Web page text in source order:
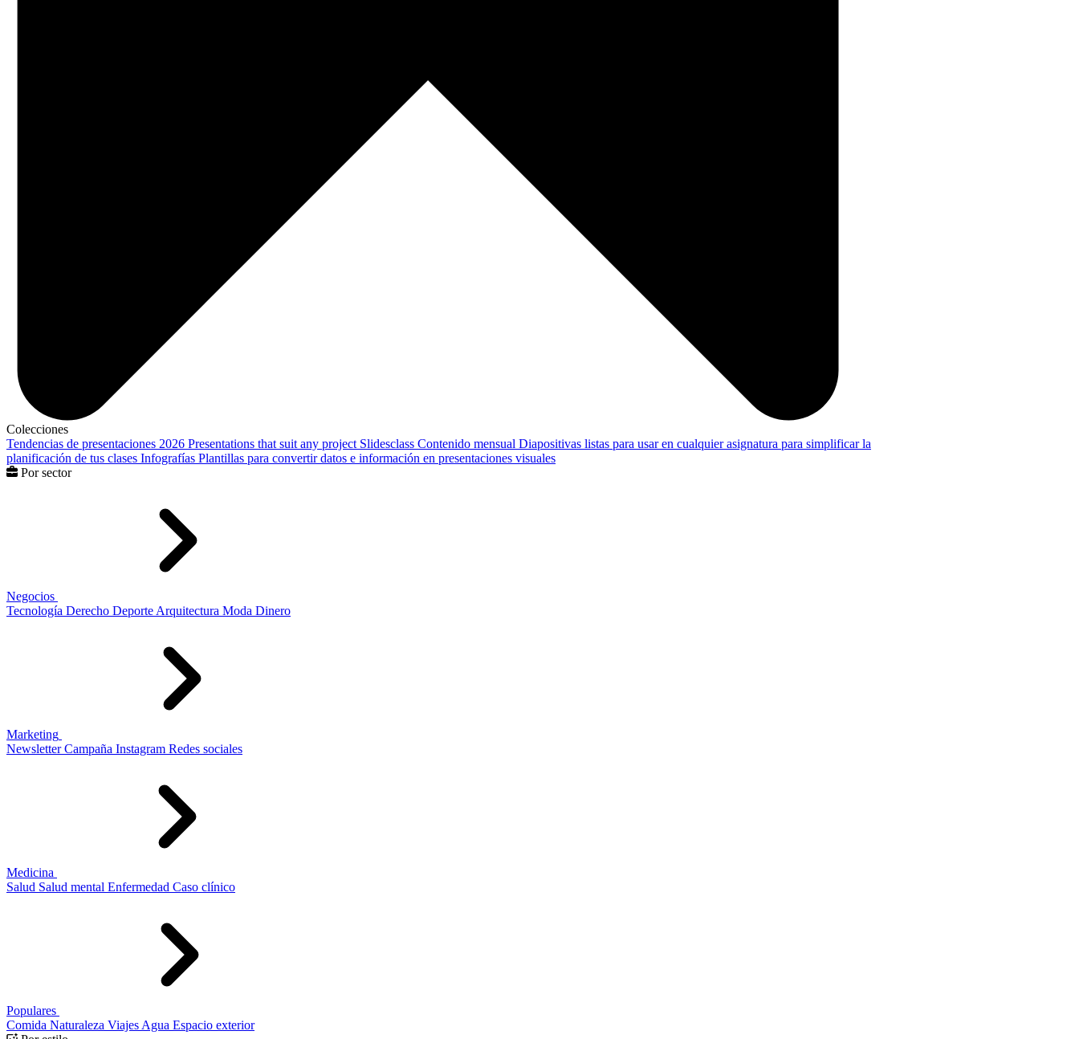
Colecciones
Tendencias de presentaciones 2026 Presentations that suit any project Slidesclass Contenido mensual Diapositivas listas para usar en cualquier asignatura para simplificar la
planificación de tus clases Infografías Plantillas para convertir datos e información en presentaciones visuales
Por sector
Negocios
Tecnología Derecho Deporte Arquitectura Moda Dinero
Marketing
Newsletter Campaña Instagram Redes sociales
Medicina
Salud Salud mental Enfermedad Caso clínico
Populares
Comida Naturaleza Viajes Agua Espacio exterior